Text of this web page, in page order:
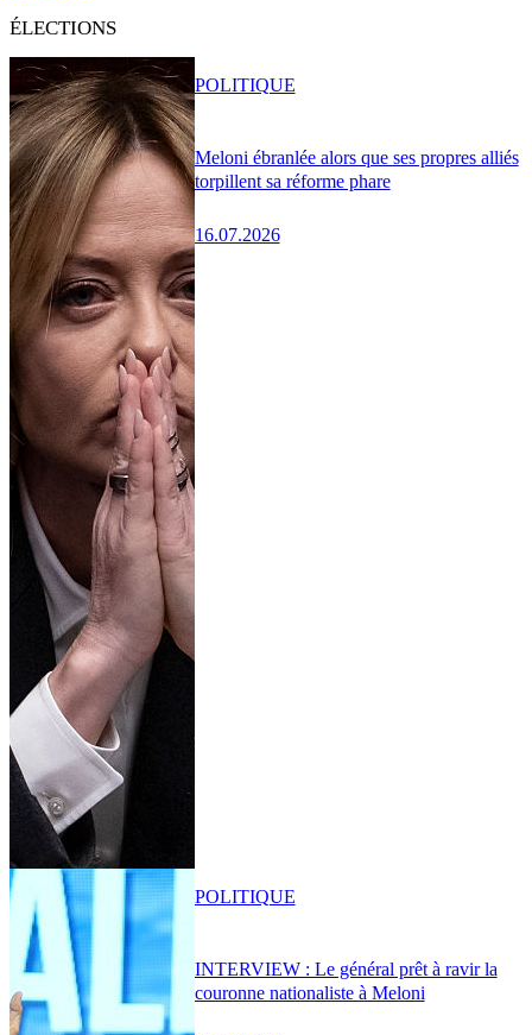
ÉLECTIONS
Meloni ébranlée alors que ses propres alliés
torpillent sa réforme phare
16.07.2026
POLITIQUE
INTERVIEW : Le général prêt à ravir la
couronne nationaliste à Meloni
POLITIQUE